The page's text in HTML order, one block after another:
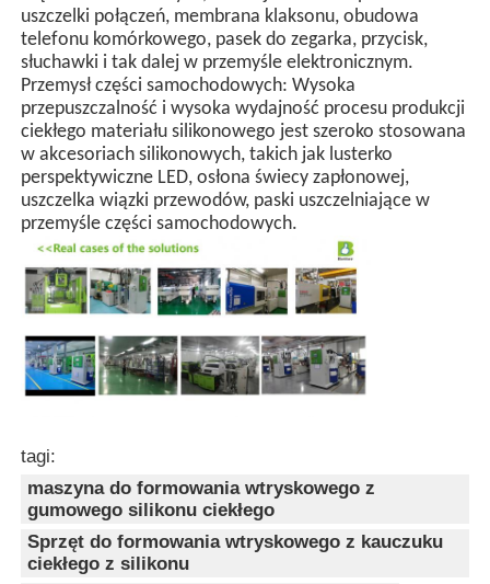
System dawkowania LSR
Maszyna do przekształcenia
Akcesoria do maszyn do formowania wtryskowego
Wstrzykiwacze odlewy z kauczuku silikonowego
Odlewanie płynnego silikonu
Silikonowy gumowy wtrysk formowania
uszczelki połączeń, membrana klaksonu, obudowa
telefonu komórkowego, pasek do zegarka, przycisk,
słuchawki i tak dalej w przemyśle elektronicznym.
Przemysł części samochodowych: Wysoka
przepuszczalność i wysoka wydajność procesu produkcji
ciekłego materiału silikonowego jest szeroko stosowana
w akcesoriach silikonowych, takich jak lusterko
perspektywiczne LED, osłona świecy zapłonowej,
uszczelka wiązki przewodów, paski uszczelniające w
przemyśle części samochodowych.
tagi:
maszyna do formowania wtryskowego z
gumowego silikonu ciekłego
Sprzęt do formowania wtryskowego z kauczuku
ciekłego z silikonu